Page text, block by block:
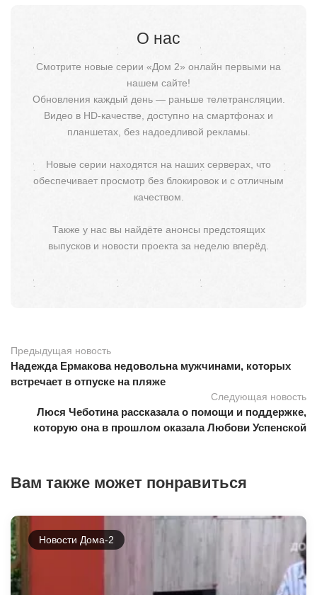
О нас
Смотрите новые серии «Дом 2» онлайн первыми на
нашем сайте!
Обновления каждый день — раньше телетрансляции.
Видео в HD-качестве, доступно на смартфонах и
планшетах, без надоедливой рекламы.
Новые серии находятся на наших серверах, что
обеспечивает просмотр без блокировок и с отличным
качеством.
Также у нас вы найдёте анонсы предстоящих
выпусков и новости проекта за неделю вперёд.
Предыдущая новость
Надежда Ермакова недовольна мужчинами, которых
встречает в отпуске на пляже
Следующая новость
Люся Чеботина рассказала о помощи и поддержке,
которую она в прошлом оказала Любови Успенской
Вам также может понравиться
Новости Дома-2